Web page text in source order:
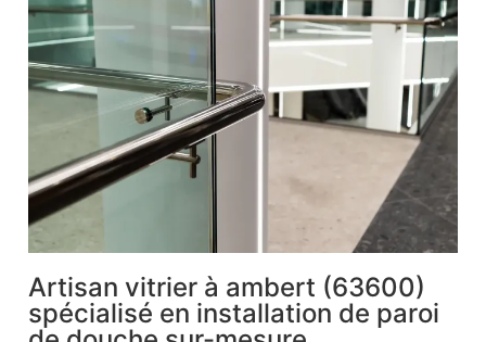
Artisan vitrier à ambert (63600)
spécialisé en installation de paroi